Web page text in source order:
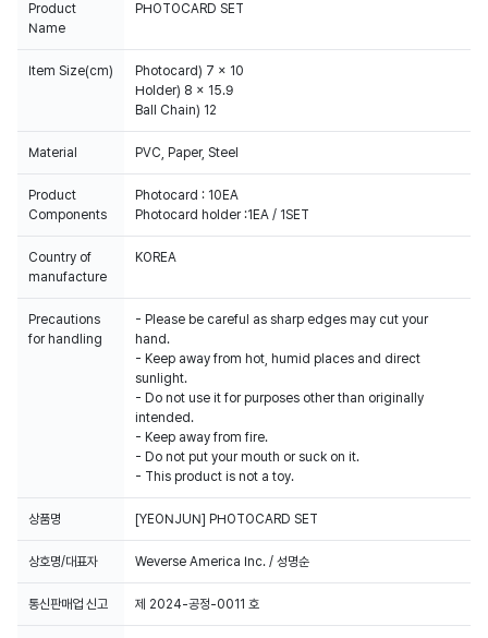
Product
Name
PHOTOCARD SET
Item Size(cm)
Photocard) 7 x 10
Holder) 8 x 15.9
Ball Chain) 12
Material PVC, Paper, Steel
Product
Components
Photocard : 10EA
Photocard holder :1EA / 1SET
Country of
manufacture
KOREA
Precautions
for handling
- Please be careful as sharp edges may cut your
hand.
- Keep away from hot, humid places and direct
sunlight.
- Do not use it for purposes other than originally
intended.
- Keep away from fire.
- Do not put your mouth or suck on it.
- This product is not a toy.
상품명 [YEONJUN] PHOTOCARD SET
상호명/대표자 Weverse America Inc. / 성명순
통신판매업 신고 제 2024-공정-0011 호